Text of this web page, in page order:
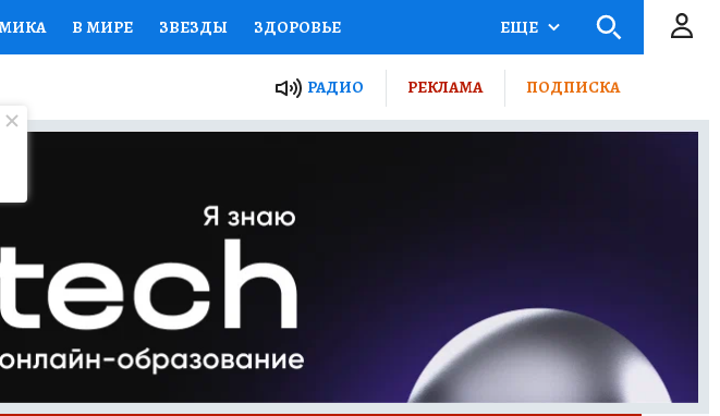
В МИРЕ ЗВЕЗДЫ ЗДОРОВЬЕ
НАЦИОНАЛЬНЫЕ ПРОЕКТЫ РОССИИ
СЕМЬЯ ЖЕНСКИЕ СЕКРЕТЫ ПУТЕВОДИТЕЛЬ
ГИД ПОТРЕБИТЕЛЯ
ЕЩЕ
РАДИО РЕКЛАМА ПОДПИСКА